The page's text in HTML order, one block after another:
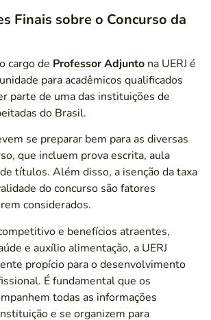
Finais sobre o Concurso da
cargo de Professor Adjunto na UERJ é
para acadêmicos qualificados
parte de uma das instituições de
do Brasil.
se preparar bem para as diversas
que incluem prova escrita, aula
títulos. Além disso, a isenção da taxa
do concurso são fatores
considerados.
e benefícios atraentes,
e auxílio alimentação, a UERJ
propício para o desenvolvimento
É fundamental que os
todas as informações
e se organizem para